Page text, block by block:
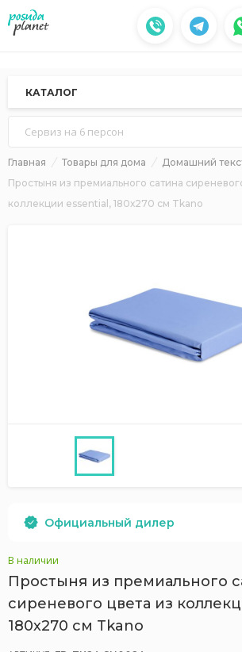
КАТАЛОГ
Сервиз на 6 персон
Главная Товары для дома Домашний
Простыня из премиального сатина
коллекции essential, 180х270 см Tkano
Официальный дилер
В наличии
Простыня из премиального
сиреневого цвета из
180х270 см Tkano